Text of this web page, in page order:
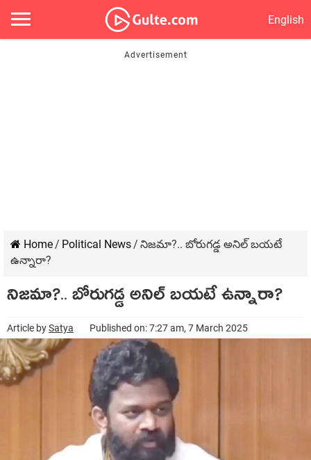
English
Home/ Political News/ నిజమా?.. బోరుగడ్డ అనిల్ బయటే
ఉన్నారా?
నిజమా?.. బోరుగడ్డ అనిల్ బయటే ఉన్నారా?
Article bySatya Published on: 7:27 am, 7 March 2025